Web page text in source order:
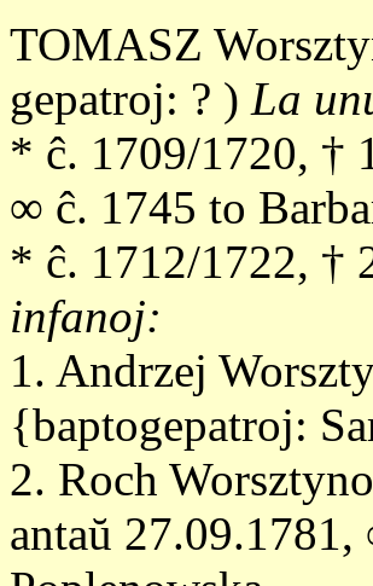
TOMASZ
gepatroj: ? ) La
* ĉ. 1709/1720, †
∞ ĉ. 1745 to
* ĉ. 1712/1722, †
infanoj:
1. Andrzej
{baptogepatroj:
2. Roch
antaŭ